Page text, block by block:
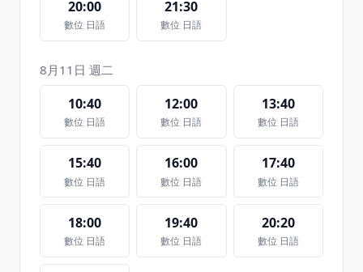
20:00
數位 日語
21:30
數位 日語
8月11日 週二
10:40
數位 日語
12:00
數位 日語
13:40
數位 日語
15:40
數位 日語
16:00
數位 日語
17:40
數位 日語
18:00
數位 日語
19:40
數位 日語
20:20
數位 日語